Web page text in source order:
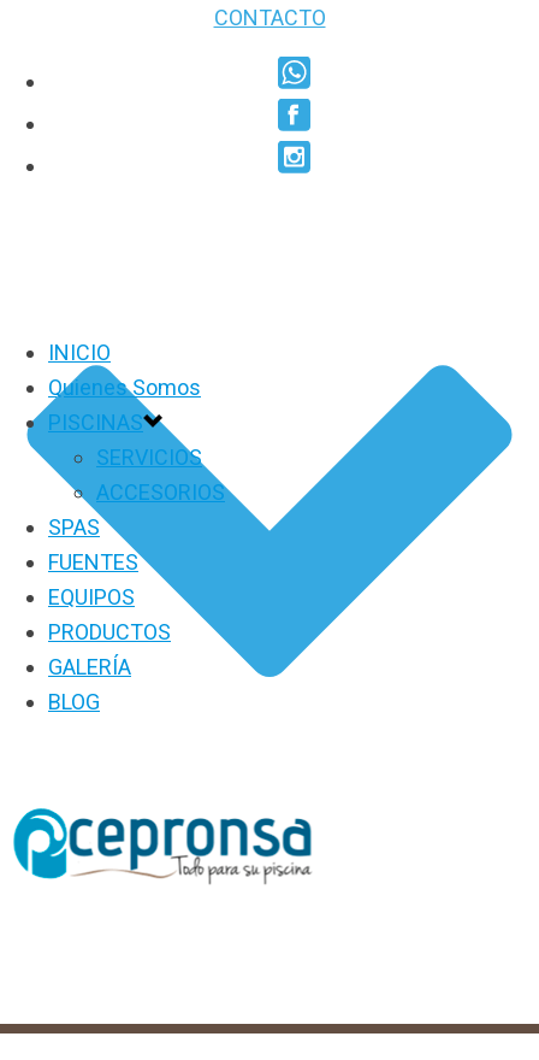
CONTACTO
INICIO
Quienes Somos
PISCINAS
SERVICIOS
ACCESORIOS
SPAS
FUENTES
EQUIPOS
PRODUCTOS
GALERÍA
BLOG
PRODUCTOS